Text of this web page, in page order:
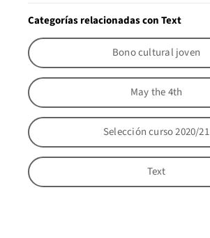
Categorías relacionadas con Text
Bono cultural joven
May the 4th
Selección curso 2020/21
Text